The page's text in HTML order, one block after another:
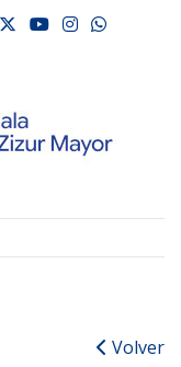
twitter
youtube
Volver